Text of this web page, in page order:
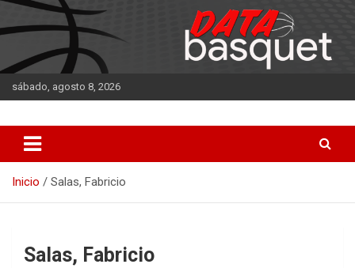
Saltar
al
contenido
sábado, agosto 8, 2026
DATA Basquet
Inicio Salas, Fabricio
Salas, Fabricio